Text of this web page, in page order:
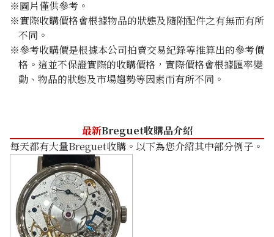
Breguet Marine
5517BR/G3/RZ0
參考回收價
Breguet Classic
5157BR/11/9V6
參考回收價
※圖片僅供參考。
※實際收購價格會根據物品的狀態及隨附配件之有無而有所
不同。
※參考收購價是根據本公司拍賣交易紀錄等推算出的參考價
格。這並不保證實際的收購價格，實際價格會根據匯率變
動、物品的狀態及市場趨勢等因素而有所不同。
最新Breguet收購品介紹
每天都有大量Breguet收購。以下為您介紹其中部分例子。